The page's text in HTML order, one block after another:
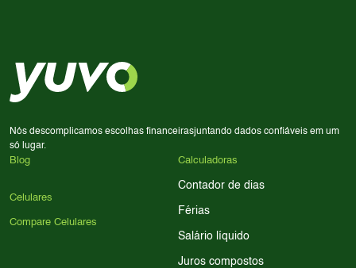
processador e bateria são essenciais. Use nossos filtros
para encontrar o celular ideal.
Nós descomplicamos escolhas financeirasjuntando dados confiáveis em um
só lugar.
Blog
Celulares
Compare Celulares
Calculadoras
Contador de dias
Férias
Salário líquido
Juros compostos